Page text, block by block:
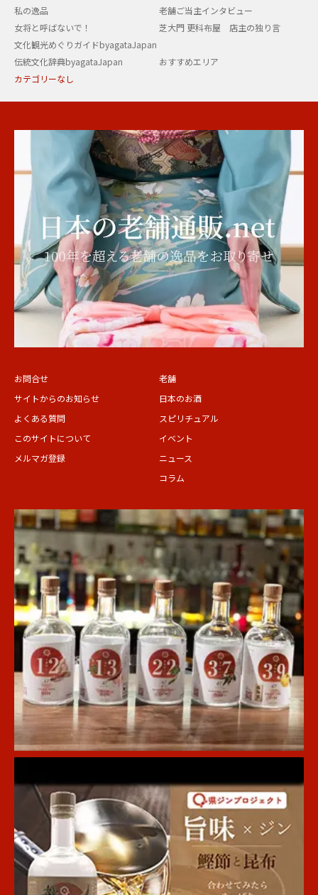
私の逸品
老舗ご当主インタビュー
女将と呼ばないで！
芝大門 更科布屋 店主の独り言
文化観光めぐりガイドbyagataJapan
伝統文化辞典byagataJapan
おすすめエリア
カテゴリーなし
お問合せ
サイトからのお知らせ
よくある質問
このサイトについて
メルマガ登録
老舗
日本のお酒
スピリチュアル
イベント
ニュース
コラム